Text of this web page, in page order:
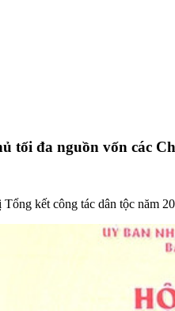
tối đa nguồn vốn các
kết công tác dân tộc năm